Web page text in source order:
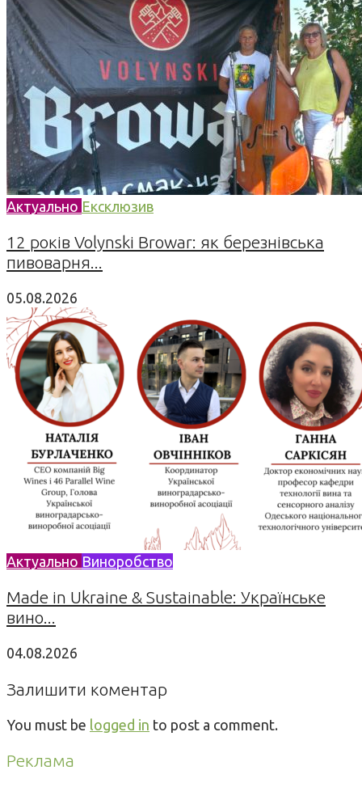
Актуально Ексклюзив
12 років Volynski Browar: як березнівська
пивоварня...
05.08.2026
Актуально Виноробство
Made in Ukraine & Sustainable: Українське
вино...
04.08.2026
Залишити коментар
You must be logged in to post a comment.
Реклама